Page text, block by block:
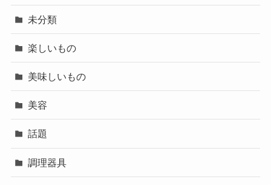
未分類
楽しいもの
美味しいもの
美容
話題
調理器具